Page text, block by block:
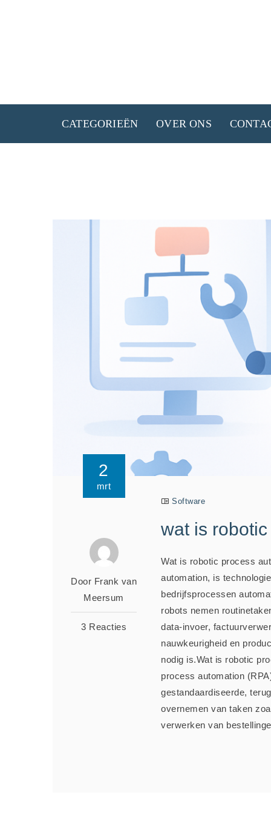
CATEGORIEËN OVER ONS
2
mrt
Door Frank van
Meersum
3 Reacties
Software
wat is
Wat is robotic process
automation, is
bedrijfsprocessen
robots nemen
data-invoer,
nauwkeurigheid en
nodig is.Wat is robotic
process automation
gestandaardiseerde,
overnemen van taken
verwerken van